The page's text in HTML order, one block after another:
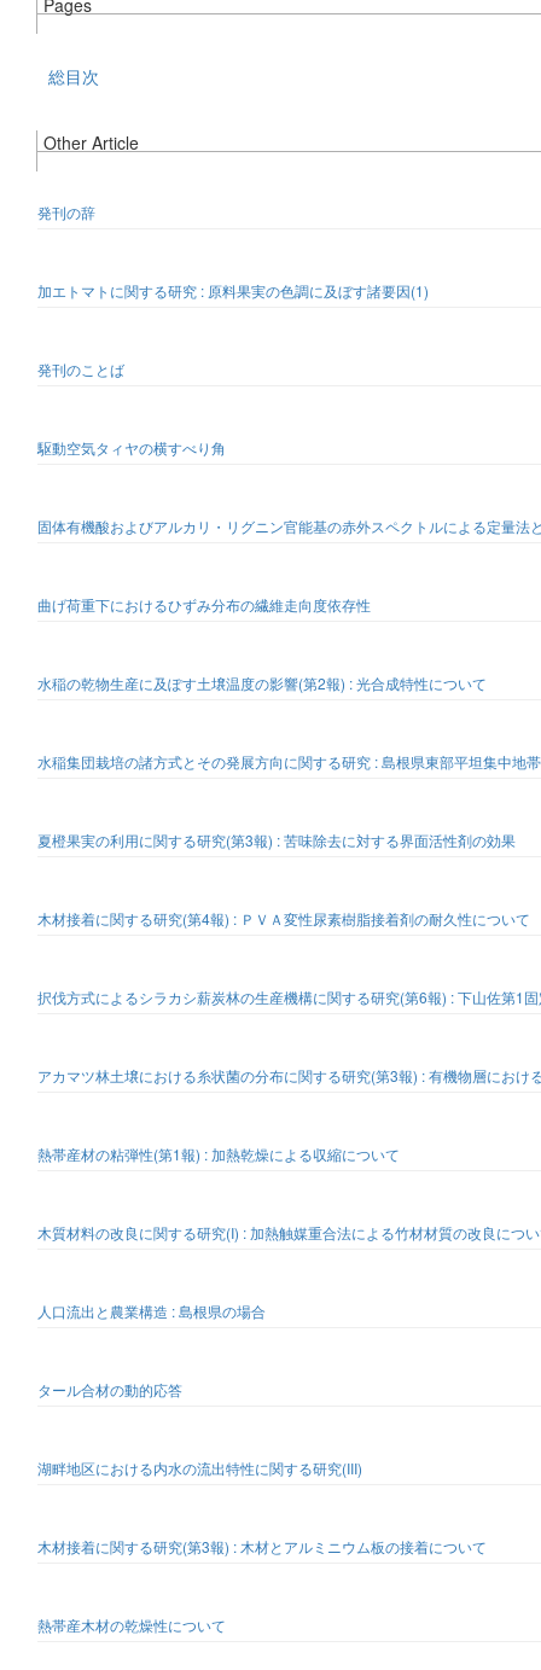
Pages
総目次
Other Article
発刊の辞
加エトマトに関する研究 : 原料果実の色調に及ぼす諸要因(1)
発刊のことば
駆動空気タィヤの横すべり角
固体有機酸およびアルカリ・リグニン官能基の赤外スペクトルによる定量法
曲げ荷重下におけるひずみ分布の繊維走向度依存性
水稲の乾物生産に及ぽす土壌温度の影響(第2報) : 光合成特性について
水稲集団栽培の諸方式とその発展方向に関する研究 : 島根県東部平坦集中地
夏橙果実の利用に関する研究(第3報) : 苦味除去に対する界面活性剤の効果
木材接着に関する研究(第4報) : ＰＶＡ変性尿素樹脂接着剤の耐久性について
択伐方式によるシラカシ薪炭林の生産機構に関する研究(第6報) : 下山佐第1
アカマツ林土壌における糸状菌の分布に関する研究(第3報) : 有機物層におけ
熱帯産材の粘弾性(第1報) : 加熱乾燥による収縮について
木質材料の改良に関する研究(I) : 加熱触媒重合法による竹材材質の改良につ
人口流出と農業構造 : 島根県の場合
タール合材の動的応答
湖畔地区における内水の流出特性に関する研究(III)
木材接着に関する研究(第3報) : 木材とアルミニウム板の接着について
熱帯産木材の乾燥性について